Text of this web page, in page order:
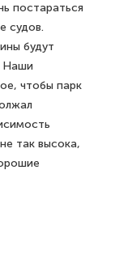
постараться
судов.
будут
Наши
чтобы парк
так высока,